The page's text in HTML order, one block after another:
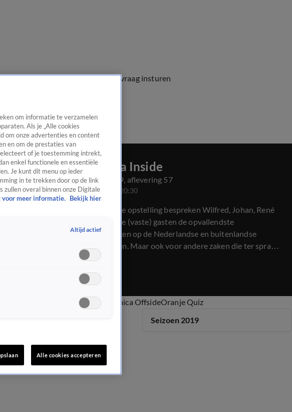
ShopVeelgestelde vragenKijkersvraag insturen
Veronica Inside
Seizoen 2019, aflevering 57
20 mrt 2020, 20:30
In de bekende opstelling bespreken Wilfred, Johan, René
en wisselende (vaste) gasten de opvallendste
ontwikkelingen op de Nederlandse en buitenlandse
voetbalvelden. Maar ook voor andere zaken die ter sprake
komen mag de kijker een uitgesproken analyse
een sausje van voetbalhumor overgoten.
Vandaag Inside Oranje Veronica OffsideOranje Quiz
Seizoen 2019
om informatie te verzamelen
Als je „Alle cookies
om onze advertenties en content
en om de prestaties van
of je toestemming intrekt,
enkel functionele en essentiële
Je kunt dit menu op ieder
in te trekken door op de link
zullen overal binnen onze Digitale
voor meer informatie.
Bekijk hier
Altijd actief
Alle cookies accepteren